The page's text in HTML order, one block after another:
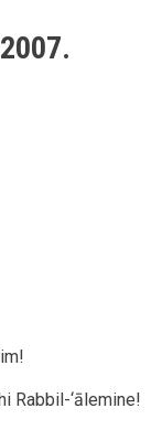
Rabbil-‘ālemine!